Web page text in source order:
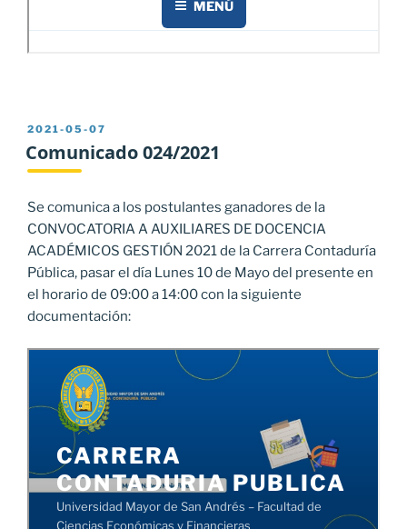
PUBLICADO
EL
2021-05-07
Comunicado 024/2021
Se comunica a los postulantes ganadores de la
CONVOCATORIA A AUXILIARES DE DOCENCIA
ACADÉMICOS GESTIÓN 2021 de la Carrera Contaduría
Pública, pasar el día Lunes 10 de Mayo del presente en
el horario de 09:00 a 14:00 con la siguiente
documentación: